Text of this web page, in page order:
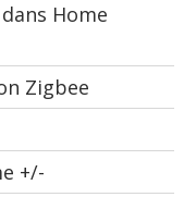
Home
Zigbee
+/-